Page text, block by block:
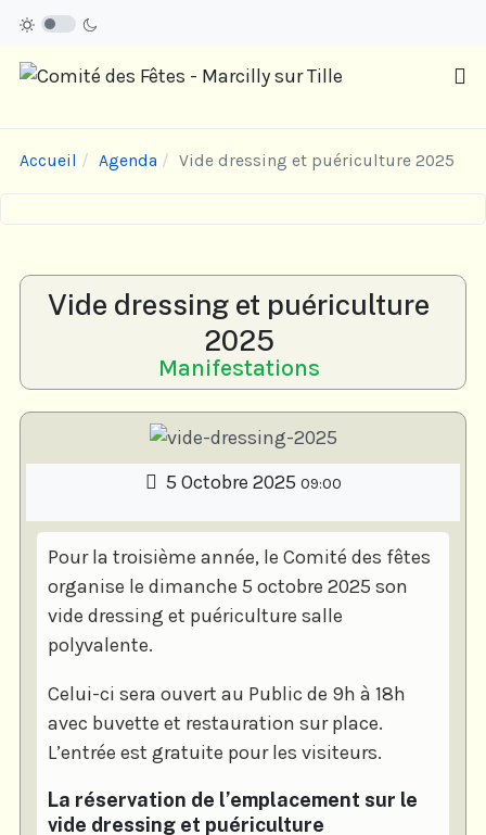
Accueil Agenda Vide dressing et puériculture 2025
Vide dressing et puériculture
2025
Manifestations
5 Octobre 2025 09:00
Pour la troisième année, le Comité des fêtes
organise le dimanche 5 octobre 2025 son
vide dressing et puériculture salle
polyvalente.
Celui-ci sera ouvert au Public de 9h à 18h
avec buvette et restauration sur place.
L’entrée est gratuite pour les visiteurs.
La réservation de l’emplacement sur le
vide dressing et puériculture